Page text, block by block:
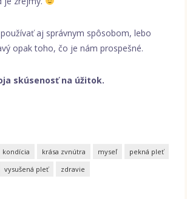
aj správnym spôsobom, lebo
opak toho, čo je nám prospešné.
skúsenosť na úžitok.
kondícia krása zvnútra myseľ
pekná pleť
vysušená pleť zdravie